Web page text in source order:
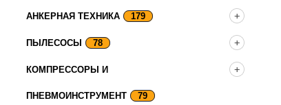
АНКЕРНАЯ ТЕХНИКА 179
ПЫЛЕСОСЫ 78
КОМПРЕССОРЫ И
ПНЕВМОИНСТРУМЕНТ 79